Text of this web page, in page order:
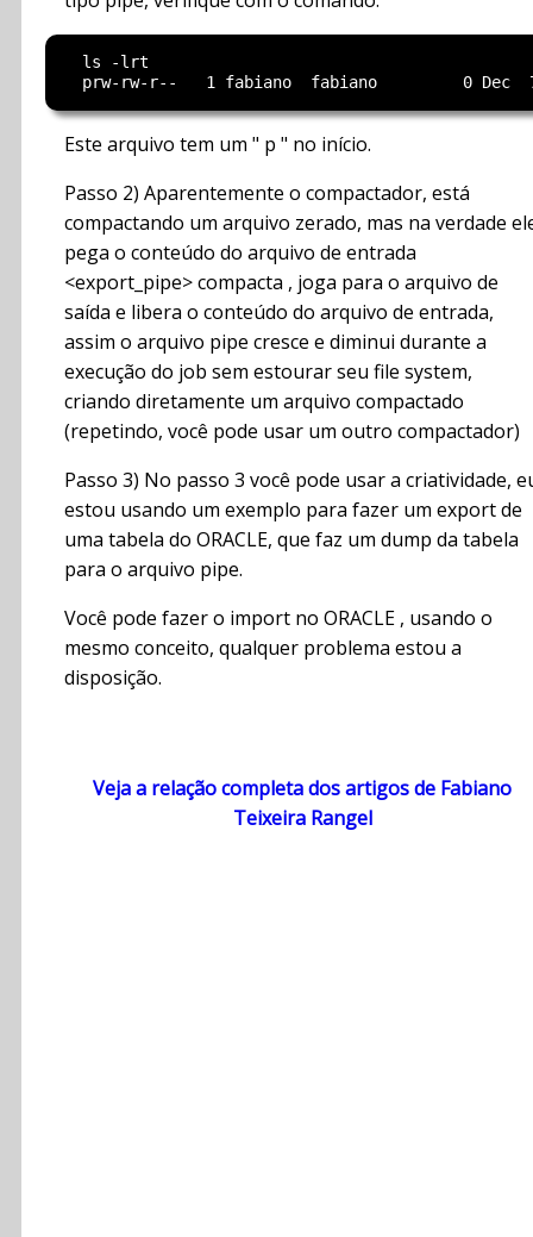
  ls -lrt
Este arquivo tem um " p " no início.
Passo 2) Aparentemente o compactador, está
compactando um arquivo zerado, mas na verdade
pega o conteúdo do arquivo de entrada
<export_pipe> compacta , joga para o arquivo de
saída e libera o conteúdo do arquivo de entrada,
assim o arquivo pipe cresce e diminui durante a
execução do job sem estourar seu file system,
criando diretamente um arquivo compactado
(repetindo, você pode usar um outro compactador)
Passo 3) No passo 3 você pode usar a criatividade,
estou usando um exemplo para fazer um export de
uma tabela do ORACLE, que faz um dump da tabela
para o arquivo pipe.
Você pode fazer o import no ORACLE , usando o
mesmo conceito, qualquer problema estou a
disposição.
Veja a relação completa dos artigos de Fabiano
Teixeira Rangel